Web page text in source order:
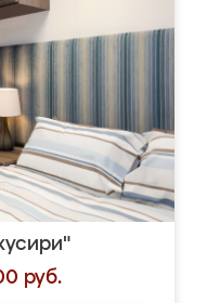
руб.